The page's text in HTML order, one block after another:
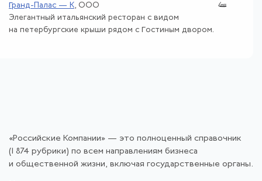
Гранд-Палас — К, ООО
Элегантный итальянский ресторан с видом
на петербургские крыши рядом с Гостиным двором.
«Российские Компании» — это полноценный справочник
(1 874 рубрики) по всем направлениям бизнеса
и общественной жизни, включая государственные органы.